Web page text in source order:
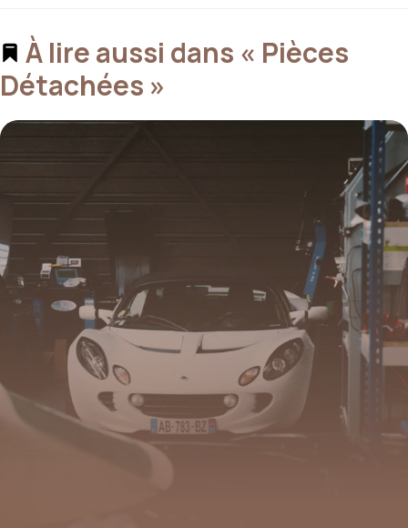
À lire aussi dans « Pièces
Détachées »